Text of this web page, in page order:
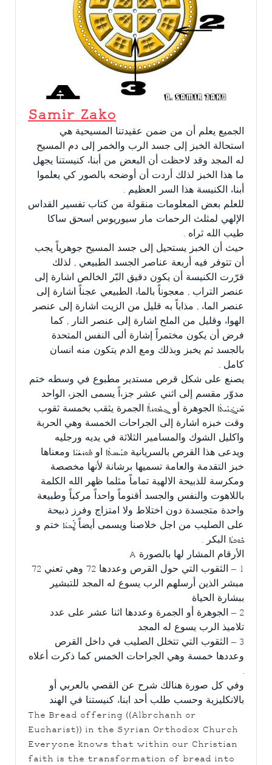
Samir Zako
الجميع يعلم أن من ضمن عقيدتنا المسيحية هي
استحالة الخبز إلى جسد الرب والخمر إلى دم المسيح
له المجد وقد لاحظت أن البعض من أبناء كنيستنا يجهل
ما هذا الخبز لذلك أردت أن أوضحه بالصور كي يعلموا
أبناء الكنيسة هذا السر العظيم .
للعلم بعض المعلومات منقولة من كتاب تفسير القداس
الإلهي لمثلث الرحمات مار سيوريوس اسحق ساكا
طيب الله ثراه .
حيث أن الخبز يستحيل إلى جسد المسيح جوهرياً يجب
أن تتوفر فيه أربعة عناصر الجسد الطبيعي , لذلك
قرّرت الكنيسة أن يكون دقيق البّر الخالص اشارة إلى
عنصر التراب , معجوناً بالماء الطبيعي عجناً اشارة إلى
عنصر الماء , مذاباً به قليل من الزيت اشارة إلى عنصر
الهواء وقليل من الملح اشارة إلى عنصر النار , كما
فرض أن يكون مختمراً إشارة ألى النفس المتحدة
بالجسد ثم يخبز وبذلك ومع الدم يتكون منه انسان
كامل .
يصنع على شكل قرص مستدير مطبوع في وسطه ختم
مدوّر مقسم إلى اثني عشر جزءاً يسمى الجزء الواحد
ܡܰܪܓܳܢܺܝܬܳܐ الجوهرة أو ܓܡܽܘܪܬܳܐ الجمرة يثقب بخمسة ثقوب
وقت خبزه اشارة إلى الجراحات الخمسة وهي الحربة
واكليل الشوك والمسامير الثلاثة في يديه ورجليه
ويدعى هذا القرص بالسريانية ܦܪܺܝܣܬܳܐ او ܦܽܘܪܫܳܢܳܐ ومعناها
خبز التقدمة والعامة تسميها برشانة لأنها مخصصة
ومكرسة للذبيحة الالهية تماماً مثلما ظهر الله الكلمة
باللاهوت والنفس والجسد أقنوماً واحداً مركباً وطبيعة
واحدة متجسدة دون اختلاط ولا امتزاج وفرز ذبيحة
على الصليب من اجل خلاصنا ويسمى أيضاً ܛܰܒܥܳܐ ختم و
ܒܽܘܟܪܳܐ البكر .
الأرقام المشار لها بالصورة A
1 – الثقوب التي حول القرص وعددها 72 وهي تعني 72
مبشر الذين أرسلهم الرب يسوع له المجد للتبشير
ببشارة الحياة
2 – الجوهرة أو الجمرة وعددها اثنا عشر على عدد
تلاميذ الرب يسوع له المجد
3 – الثقوب التي تتخلل الصليب في داخل القرص
وعددها خمسة وهي الجراحات الخمس كما ذكرت أعلاه
.
وفي كل صورة هنالك شرح عن القصي بالعربي أو
بالانكليزية وحسب طلب أحد ابناء كنيستنا في الهند
The Bread offering ((Albrchanh or
Eucharist)) in the Syrian Orthodox Church
Everyone knows that within our Christian
faith is the transformation of bread into